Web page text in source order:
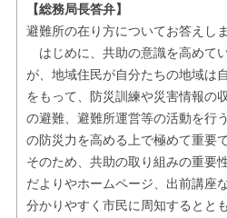
【総務局長答弁】
避難所の在り方についてお答えしま
はじめに、共助の意識を高めて
が、地域住民が自分たちの地域は
をもって、防災訓練や災害情報の
の避難、避難所運営等の活動を行
の防災力を高める上で極めて重要
そのため、共助の取り組みの重要
だよりやホームページ、出前講座
分かりやすく市民に周知するとと